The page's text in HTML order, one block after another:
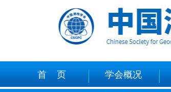
首 页 学会概况